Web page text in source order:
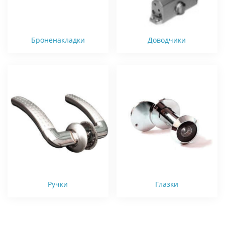
Броненакладки Доводчики
Ручки Глазки